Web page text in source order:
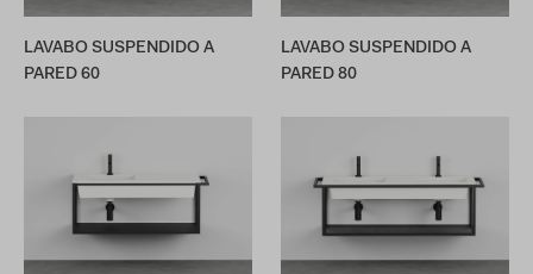
LAVABO SUSPENDIDO A
PARED 60
LAVABO SUSPENDIDO A
PARED 80